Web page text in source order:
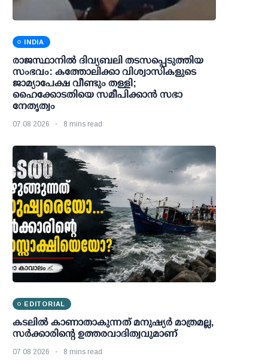
INDIA
രാജസ്ഥാനിൽ ദിവ്യബലി തടസപ്പെടുത്തിയ
സംഭവം: കത്തോലിക്കാ വിശ്വാസികളുടെ
ജാമ്യാപേക്ഷ വീണ്ടും തള്ളി;
ഹൈക്കോടതിയെ സമീപിക്കാൻ സഭാ
നേതൃത്വം
07 08 2026 8 mins read
EDITORIAL
കടലിൽ കാണാതാകുന്നത് മനുഷ്യർ മാത്രമല്ല,
സർക്കാരിന്റെ ഉത്തരവാദിത്വവുമാണ്
07 08 2026 8 mins read